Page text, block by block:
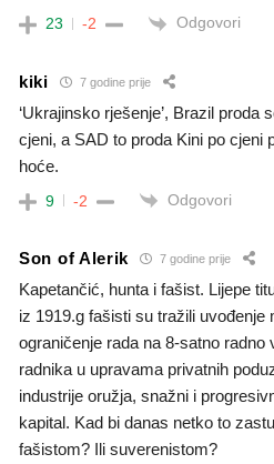
23 -2 Odgovori
kiki 7 godine prije
‘Ukrajinsko rješenje’, Brazil proda
cjeni, a SAD to proda Kini po cjeni
hoće.
9 -2 Odgovori
Son of Alerik 7 godine prije
Kapetančić, hunta i fašist. Lijepe
iz 1919.g fašisti su tražili uvođenje
ograničenje rada na 8-satno radno
radnika u upravama privatnih
industrije oružja, snažni i
kapital. Kad bi danas netko to
fašistom? Ili suverenistom?